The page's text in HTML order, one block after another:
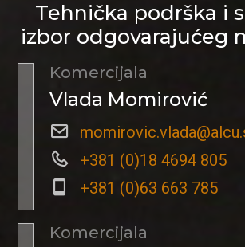
Tehnička podrška i
izbor odgovarajućeg
Komercijala
Vlada Momirović
+381 (0)18 4694 805
+381 (0)63 663 785
Komercijala